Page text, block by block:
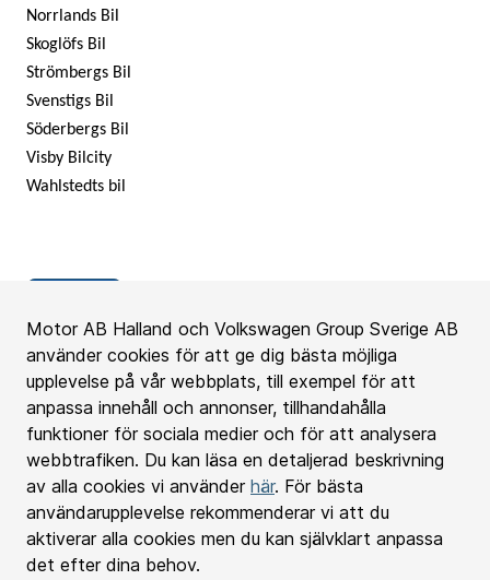
Motor AB Halland och Volkswagen Group Sverige AB
använder cookies för att ge dig bästa möjliga
upplevelse på vår webbplats, till exempel för att
anpassa innehåll och annonser, tillhandahålla
funktioner för sociala medier och för att analysera
webbtrafiken. Du kan läsa en detaljerad beskrivning
av alla cookies vi använder här. För bästa
användarupplevelse rekommenderar vi att du
aktiverar alla cookies men du kan självklart anpassa
det efter dina behov.
Norrlands Bil
Skoglöfs Bil
Strömbergs Bil
Svenstigs Bil
Söderbergs Bil
Visby Bilcity
Wahlstedts bil
Motorhalland
Bilförsäljningen